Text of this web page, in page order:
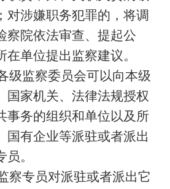
对涉嫌职务犯罪的，将调
察院依法审查、提起公
单位提出监察建议。
监察委员会可以向本级
国家机关、法律法规授权
事务的组织和单位以及所
国有企业等派驻或者派出
。
察专员对派驻或者派出它